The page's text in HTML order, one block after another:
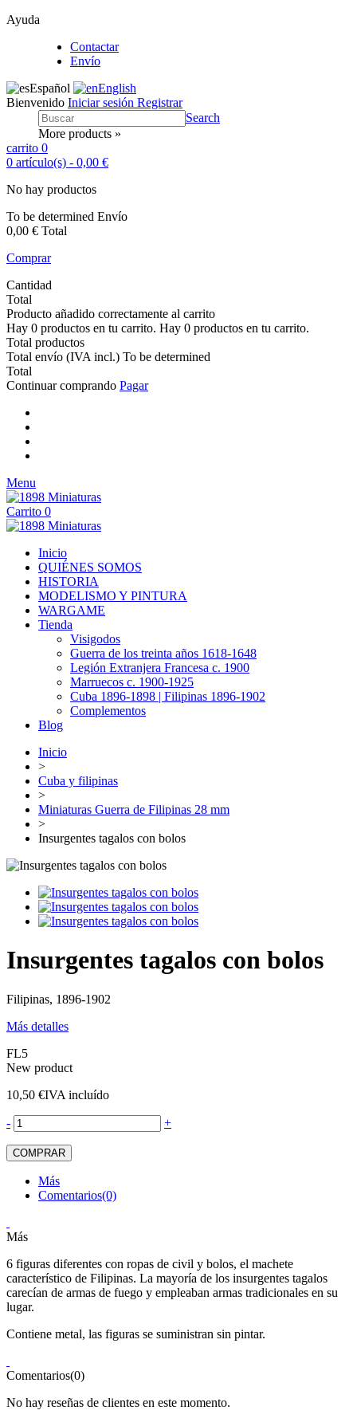
Ayuda
Contactar
Envío
Español
English
Bienvenido Iniciar sesión Registrar
Search
More products »
carrito 0
0 artículo(s) - 0,00 €
No hay productos
To be determined Envío
0,00 € Total
Comprar
Cantidad
Total
Producto añadido correctamente al carrito
Hay 0 productos en tu carrito. Hay 0 productos en tu carrito.
Total productos
Total envío (IVA incl.) To be determined
Total
Continuar comprando Pagar
Menu
Carrito 0
Inicio
QUIÉNES SOMOS
HISTORIA
MODELISMO Y PINTURA
WARGAME
Tienda
Visigodos
Guerra de los treinta años 1618-1648
Legión Extranjera Francesa c. 1900
Marruecos c. 1900-1925
Cuba 1896-1898 | Filipinas 1896-1902
Complementos
Blog
Inicio
>
Cuba y filipinas
>
Miniaturas Guerra de Filipinas 28 mm
>
Insurgentes tagalos con bolos
Insurgentes tagalos con bolos
Filipinas, 1896-1902
Más detalles
FL5
New product
10,50 €IVA incluído
- +
COMPRAR
Más
Comentarios(0)
Más
6 figuras diferentes con ropas de civil y bolos, el machete
característico de Filipinas. La mayoría de los insurgentes tagalos
carecían de armas de fuego y empleaban armas tradicionales en su
lugar.
Contiene metal, las figuras se suministran sin pintar.
Comentarios(0)
No hay reseñas de clientes en este momento.